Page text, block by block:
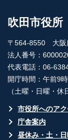
吹田市役所
〒564-8550 大阪
法人番号：
代表電話：06-
開庁時間：午前9
（土曜・日曜・休
市役所へのアク
庁舎案内
昼休み・土・